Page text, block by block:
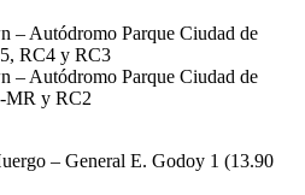
– Autódromo Parque Ciudad de
RC4 y RC3
– Autódromo Parque Ciudad de
MR y RC2
– General E. Godoy 1 (13.90